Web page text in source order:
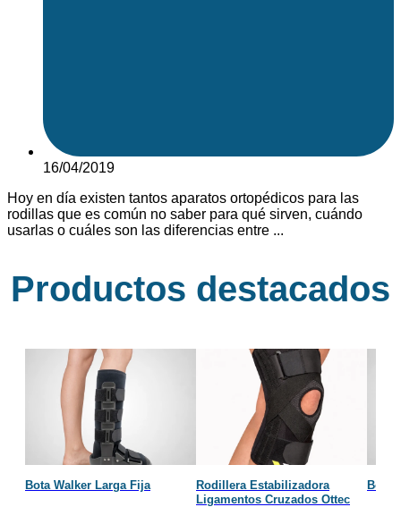
16/04/2019
Hoy en día existen tantos aparatos ortopédicos para las
rodillas que es común no saber para qué sirven, cuándo
usarlas o cuáles son las diferencias entre ...
Productos destacados
Bota Walker Larga Fija
Rodillera Estabilizadora
Ligamentos Cruzados Ottec
Bota